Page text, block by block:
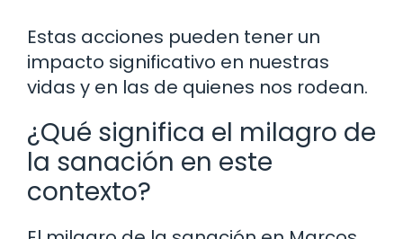
Estas acciones pueden tener un
impacto significativo en nuestras
vidas y en las de quienes nos rodean.
¿Qué significa el milagro de
la sanación en este
contexto?